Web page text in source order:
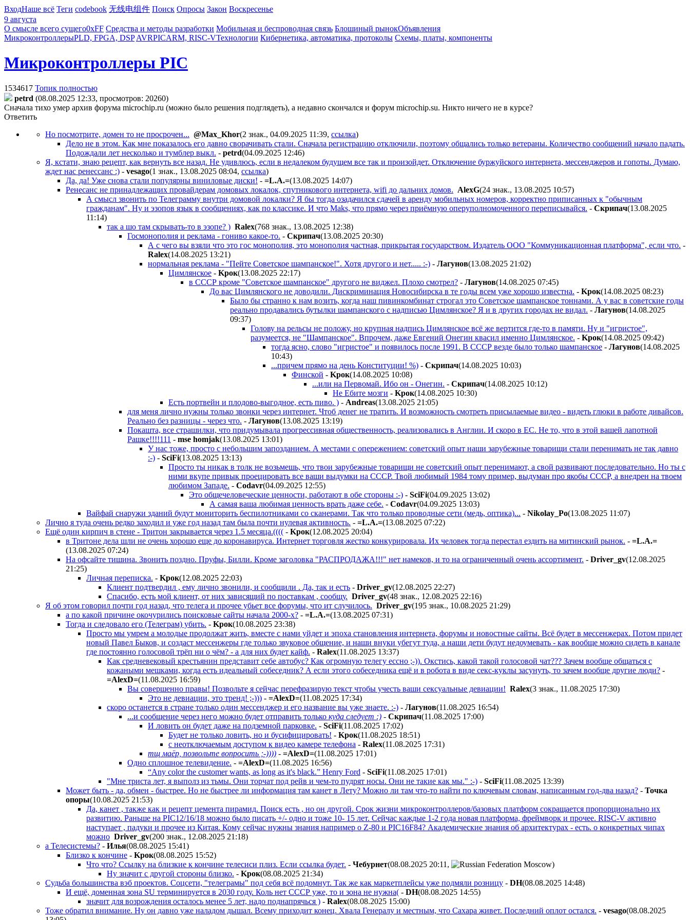
ВходНаше всё Теги codebook 无线电组件 Поиск Опросы Закон Воскресенье
9 августа
О смысле всего сущего0xFF Средства и методы разработки Мобильная и беспроводная связь Блошиный рынокОбъявления
МикроконтроллерыPLD, FPGA, DSP AVRPICARM, RISC-VТехнологии Кибернетика, автоматика, протоколы Схемы, платы, компоненты
Микроконтроллеры PIC
1534617 Топик полностью
petrd (08.08.2025 12:33, просмотров: 20260)
Сначала тихо умер архив форума microchip.ru (можно было решения подглядеть), а недавно скончался и форум microchip.su. Никто ничего не в курсе?
Ответить
Но посмотрите, домен то не просрочен... @Max_Khor(2 знак., 04.09.2025 11:39, ссылка)
Дело не в этом. Как мне показалось его давно сворачивать стали. Сначала регистрацию отключили, поэтому общались только ветераны. Количество сообщений начало падать.
Подождали лет несколько и тумблер выкл. - petrd(04.09.2025 12:46)
Я, кстати, знаю рецепт, как вернуть все назад. Не удивлюсь, если в недалеком будущем все так и произойдет. Отключение буржуйского интернета, мессенджеров и гопоты. Думаю,
ждет нас ренессанс :) - vesago(1 знак., 13.08.2025 08:04, ссылка)
Да, да! Уже снова стали популярны виниловые диски! - =L.A.=(13.08.2025 14:07)
Ренесанс не принадлежащих провайдерам домовых локалок, спутникового интернета, wifi до дальних домов. AlexG(24 знак., 13.08.2025 10:57)
А смысл звонить по Телеграмму внутри домовой локалки? Я бы тогда озадачился сдачей в аренду мобильных номеров, корректно приписанных к "обычным
гражданам". Ну и эзопов язык в сообщениях, как по классике. И что Maks, что прямо через приёмную оперуполномоченного переписывайся. - Cкpипaч(13.08.2025
11:14)
так а шо там скрывать-то в эзопе? ) Ralex(768 знак., 13.08.2025 12:38)
Госмонополия и реклама - гониво какое-то. - Cкpипaч(13.08.2025 20:30)
А с чего вы взяли что это гос монополия, это монополия частная, прикрытая государством. Издатель ООО "Коммуникационная платформа", если что. -
Ralex(14.08.2025 13:21)
нормальная реклама - "Пейте Советское шампанское!". Хотя другого и нет..... :-) - Лaгyнoв(13.08.2025 21:02)
Цимлянское - Kpoк(13.08.2025 22:17)
в СССР кроме "Советское шампанское" другого не виджел. Плохо смотрел? - Лaгyнoв(14.08.2025 07:45)
До вас Цимлянского не доводили. Дискриминация Новосибирска в те годы всем уже хорошо известна. - Kpoк(14.08.2025 08:23)
Было бы странно к нам возить, когда наш пивинкомбинат строгал это Советское шампанское тоннами. А у вас в советские годы
реально продавались бутылки шампанского с надписью Цимлянское? Я и в других городах не видал. - Лaгyнoв(14.08.2025
09:37)
Голову на рельсы не положу, но крупная надпись Цимлянское всё же вертится где-то в памяти. Ну и "игристое",
разумеется, не "Шампанское". Впрочем, даже Евгений Онегин квасил именно Цимлянское. - Kpoк(14.08.2025 09:42)
тогда ясно, слово "игристое" и появилось после 1991. В СССР везде было только шампанское - Лaгyнoв(14.08.2025
10:43)
...причем прямо на день Конституции! %) - Cкpипaч(14.08.2025 10:03)
Финской - Kpoк(14.08.2025 10:08)
...или на Первомай. Ибо он - Онегин. - Cкpипaч(14.08.2025 10:12)
Не Ебите мозги - Kpoк(14.08.2025 10:30)
Есть портвейн и плодово-выгодное, есть пиво. ) - Andreas(13.08.2025 21:05)
для меня лично нужны только звонки через интернет. Чтоб денег не тратить. И возможность смотреть присылаемые видео - видеть глюки в работе дивайсов.
Реально без разницы - через что. - Лaгyнoв(13.08.2025 13:19)
Покашта, все страшилки, что придумывала прогрессивная общественность, реализовались в Англии. И скоро в ЕС. Не то, что в этой вашей лапотной
Рашке!!!!111 - mse homjak(13.08.2025 13:01)
У нас тоже, просто с небольшим запозданием. А местами с опережением: советский опыт наши зарубежные товарищи стали перенимать не так давно
:-) - SciFi(13.08.2025 13:13)
Просто ты никак в толк не возьмешь, что твои зарубежные товарищи не советский опыт перенимают, а свой развивают последовательно. Но ты с
ними вкупе привык проецировать все ваши выдумки на СССР. Твой любимый 1984 тому пример, выдуман про якобы СССР, а внедрен на твоем
любимом Западе. - Codavr(04.09.2025 12:55)
Это общечеловеческие ценности, работают в обе стороны :-) - SciFi(04.09.2025 13:02)
А самая ваша любимая ценность врать даже себе. - Codavr(04.09.2025 13:03)
Вайфай снаружи зданий будут мониторить беспилотниками со сканерами. Так что только проводные сети (медь, оптика)... - Nikolay_Po(13.08.2025 11:07)
Лично я туда очень редко заходил и уже год назад там была почти нулевая активность. - =L.A.=(13.08.2025 07:22)
Ещё один кирпич в стене - Тритон закрывается через 1.5 месяца.(((( - Kpoк(12.08.2025 20:04)
в Тритоне дела шли не очень хорошо еще до коронавируса. Интернет торговля жестко конкурировала. Их человек тогда перестал ездить на митинский рынок. - =L.A.=
(13.08.2025 07:24)
На офсайте тишина. Звонить поздно. Пруфы, Билли. Кроме заголовка "РАСПРОДАЖА!!!" нет намеков, и то на ограниченный очень ассортимент. - Driver_gv(12.08.2025
21:25)
Личная переписка. - Kpoк(12.08.2025 22:03)
Клиент подтвердил , ему лично звонили, и сообщили . Да, так и есть - Driver_gv(12.08.2025 22:27)
Спасибо, есть мой клиент, от них зависящий по поставкам , сообщу. Driver_gv(48 знак., 12.08.2025 22:16)
Я об этом говорил почти год назад, что телега и прочее убьет все форумы, что ит случилось. Driver_gv(195 знак., 10.08.2025 21:29)
а по какой причине окочурились поисковые сайты начала 2000-х? - =L.A.=(13.08.2025 07:31)
Тогда и следовало его (Телеграм) убить. - Kpoк(10.08.2025 23:38)
Просто мы умрем а молодые продолжат жить, вместе с нами уйдет и эпоха становления интернета, форумы и новостные сайты. Всё будет в мессенжерах. Потом придет
новый Павел Быков, и создаст мессенжеры где только звуковое общение, и наши внуки убегут туда, а наши дети будут недоумевать - как вообще можно сидеть в канале
где постоянно голосовой трёп ни о чём? - а для них будет кайф. - Ralex(11.08.2025 13:37)
Как средневековый крестьянин представит себе автобус? Как огромную телегу ессно ;-)). Окстись, какой такой голосовой чат??? Зачем вообще общаться с
кожаными мешками, когда есть идеальный собеседник? А если этого собеседника ещё и в робота в виде секс-куклы засунуть, то зачем вообще другие люди? -
=AlexD=(11.08.2025 16:59)
Вы совершенно правы! Позвольте я сейчас перефразирую текст чтобы учесть ваши сексуальные девиации! Ralex(3 знак., 11.08.2025 17:30)
Это не девиации, это тренд! ;-))) - =AlexD=(11.08.2025 17:34)
скоро останется в стране только один мессенджер и его название вы уже знаете. :-) - Лaгyнoв(11.08.2025 16:54)
...и сообщение через него можно будет отправить только куда следует :) - Cкpипaч(11.08.2025 17:00)
И ловить он будет даже на подземной парковке. - SciFi(11.08.2025 17:02)
Будет не только ловить, но и бусифицировать! - Kpoк(11.08.2025 18:51)
с неотключаемым доступом к видео камере телефона - Ralex(11.08.2025 17:31)
тщ маёр, позвольте вопросить ;-)))) - =AlexD=(11.08.2025 17:01)
Одно сплошное телевидение. - =AlexD=(11.08.2025 16:56)
“Any color the customer wants, as long as it's black.” Henry Ford - SciFi(11.08.2025 17:01)
"Мне триста лет, я выполз из тьмы. Они торчат под рейв и чем-то пудрят носы. Они не такие как мы." :-) - SciFi(11.08.2025 13:39)
Может быть - да, обмен - быстрее. Но не быстрее ли информация там канет в Лету? Можно ли там что-то найти по ключевым словам, написанным год-два назад? - Toчкa
oпopы(10.08.2025 21:53)
Да, канет , также как и рецепт цемента пирамид. Поиск есть , но он другой. Срок жизни микроконтроллеров/базовых платформ сокращается пропорционально их
развитию. Раньше на PIC12/16/18 можно было писать +/- одно и тоже 10- 15 лет. Сейчас каждые 1-2 года новая платформа, фреймворк и прочее. RISC-V активно
наступает , падуки и прочее из Китая. Кому сейчас нужны знания например о Z-80 и PIC16F84? Академические знания об архитектурах - есть. о конкретных чипах
можно Driver_gv(200 знак., 12.08.2025 21:18)
а Телесистемы? - Илья(08.08.2025 15:41)
Близко к кончине - Kpoк(08.08.2025 15:52)
Что что? Ссылку на близкие к кончине телесиси плиз. Если ссылка будет. - Чeбypнeт(08.08.2025 20:11 ,
)
Ну значит с другой стороны близко. - Kpoк(08.08.2025 21:34)
Судьба большинства вэб проектов. Соцсети, "телеграмы" под себя всë подомнут. Так же как маркетплейсы уже подмяли розницу - DH(08.08.2025 14:48)
И ещё, доменная зона SU терминируется в 2030 году. Коль нет СССР уже, то и зона не нужна( - DH(08.08.2025 14:55)
значит для возрождения осталось менее 5 лет, надо поднапрячься ) - Ralex(08.08.2025 15:00)
Тоже обратил внимание. Ну он давно уже наладом дышал. Всему приходит конец. Хвала Генералу и местным, что Сахара живет. Последний оплот остался. - vesago(08.08.2025